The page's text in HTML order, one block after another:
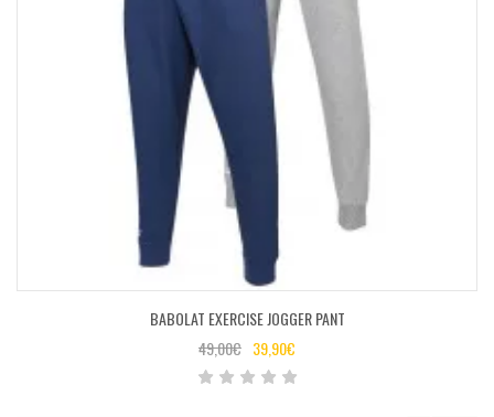
BABOLAT EXERCISE JOGGER PANT
49,00€ 39,90€